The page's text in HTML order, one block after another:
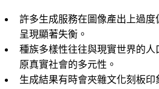
許多生成服務在圖像產出上過度
呈現顯著失衡。
種族多樣性往往與現實世界的
原真實社會的多元性。
生成結果有時會夾雜文化刻板